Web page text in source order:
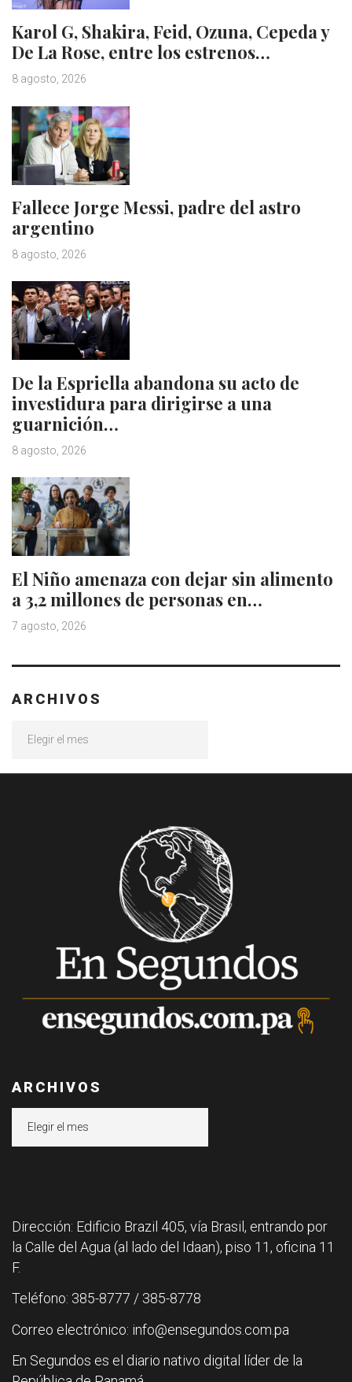
Karol G, Shakira, Feid, Ozuna, Cepeda y
De La Rose, entre los estrenos…
8 agosto, 2026
Fallece Jorge Messi, padre del astro
argentino
8 agosto, 2026
De la Espriella abandona su acto de
investidura para dirigirse a una
guarnición…
8 agosto, 2026
El Niño amenaza con dejar sin alimento
a 3,2 millones de personas en…
7 agosto, 2026
ARCHIVOS
ARCHIVOS
Dirección: Edificio Brazil 405, vía Brasil, entrando por
la Calle del Agua (al lado del Idaan), piso 11, oficina 11
F.
Teléfono: 385-8777 / 385-8778
Correo electrónico: info@ensegundos.com.pa
En Segundos es el diario nativo digital líder de la